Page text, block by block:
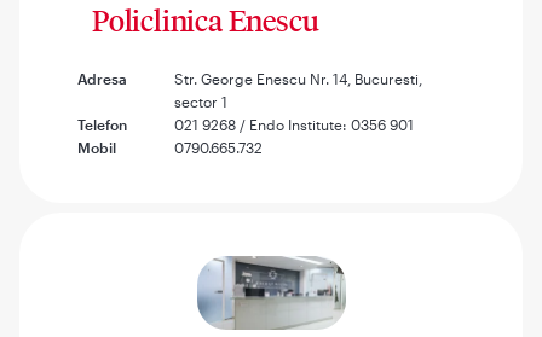
Policlinica Enescu
Adresa
Str. George Enescu Nr. 14, Bucuresti,
sector 1
Telefon
021 9268 / Endo Institute: 0356 901
Mobil
0790.665.732